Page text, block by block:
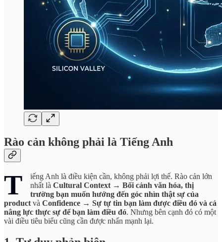
Rào cản không phải là Tiếng Anh
T
iếng Anh là điều kiện cần, không phải lợi thế. Rào cản lớn
nhất là Cultural Context → Bối cảnh văn hóa, thị
trường bạn muốn hướng đến góc nhìn thật sự của
product và Confidence → Sự tự tin bạn làm được điều đó và cả
nâng lực thực sự để bạn làm điều đó. Nhưng bên cạnh đó có một
vài điều tiêu biểu cũng cần được nhấn mạnh lại.